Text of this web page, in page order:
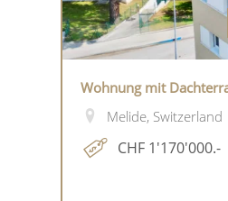
Wohnung mit
Melide, Switzerland
CHF 1'170'000.-